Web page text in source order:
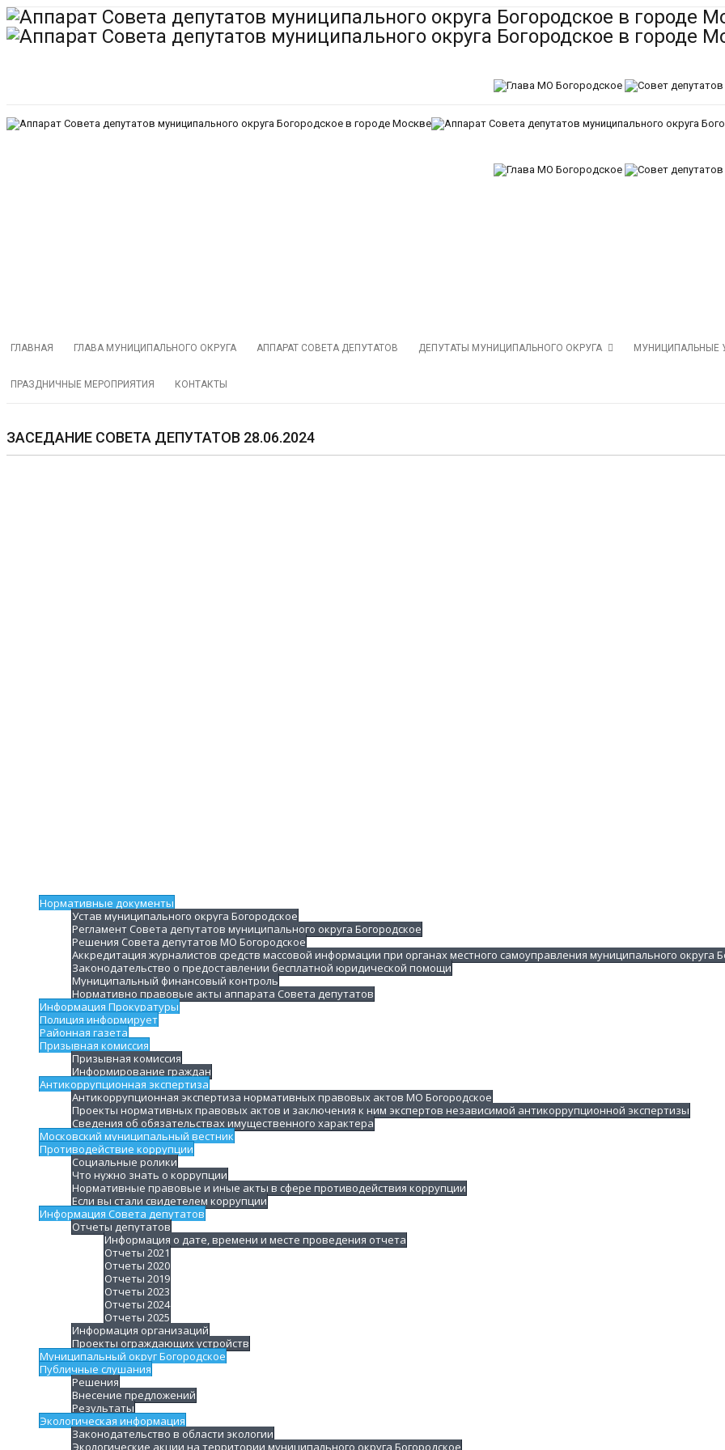
ГЛАВНАЯ ГЛАВА МУНИЦИПАЛЬНОГО ОКРУГА АППАРАТ СОВЕТА ДЕПУТАТОВ ДЕПУТАТЫ МУНИЦИПАЛЬНОГО ОКРУГА МУНИЦИПАЛЬНЫЕ
ПРАЗДНИЧНЫЕ МЕРОПРИЯТИЯ КОНТАКТЫ
ЗАСЕДАНИЕ СОВЕТА ДЕПУТАТОВ 28.06.2024
Нормативные документы
Устав муниципального округа Богородское
Регламент Совета депутатов муниципального округа Богородское
Решения Совета депутатов МО Богородское
Аккредитация журналистов средств массовой информации при органах местного самоуправления муниципального округа
Законодательство о предоставлении бесплатной юридической помощи
Муниципальный финансовый контроль
Нормативно правовые акты аппарата Совета депутатов
Информация Прокуратуры
Полиция информирует
Районная газета
Призывная комиссия
Призывная комиссия
Информирование граждан
Антикоррупционная экспертиза
Антикоррупционная экспертиза нормативных правовых актов МО Богородское
Проекты нормативных правовых актов и заключения к ним экспертов независимой антикоррупционной экспертизы
Сведения об обязательствах имущественного характера
Московский муниципальный вестник
Противодействие коррупции
Социальные ролики
Что нужно знать о коррупции
Нормативные правовые и иные акты в сфере противодействия коррупции
Если вы стали свидетелем коррупции
Информация Совета депутатов
Отчеты депутатов
Информация о дате, времени и месте проведения отчета
Отчеты 2021
Отчеты 2020
Отчеты 2019
Отчеты 2023
Отчеты 2024
Отчеты 2025
Информация организаций
Проекты ограждающих устройств
Муниципальный округ Богородское
Публичные слушания
Решения
Внесение предложений
Результаты
Экологическая информация
Законодательство в области экологии
Экологические акции на территории муниципального округа Богородское